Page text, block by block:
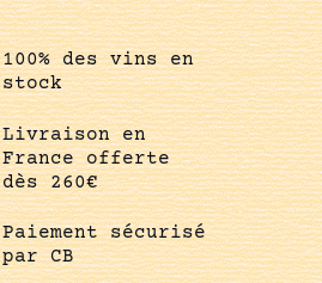
100% des vins en
stock
Livraison en
France offerte
dès 260€
Paiement sécurisé
par CB